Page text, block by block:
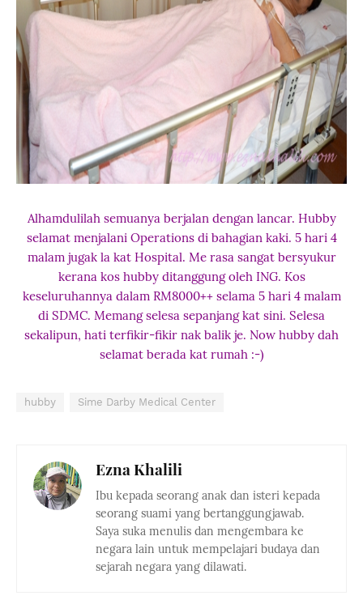
Alhamdulilah semuanya berjalan dengan lancar. Hubby
selamat menjalani Operations di bahagian kaki. 5 hari 4
malam jugak la kat Hospital. Me rasa sangat bersyukur
kerana kos hubby ditanggung oleh ING. Kos
keseluruhannya dalam RM8000++ selama 5 hari 4 malam
di SDMC. Memang selesa sepanjang kat sini. Selesa
sekalipun, hati terfikir-fikir nak balik je. Now hubby dah
selamat berada kat rumah :-)
hubby Sime Darby Medical Center
Ezna Khalili
Ibu kepada seorang anak dan isteri kepada
seorang suami yang bertanggungjawab.
Saya suka menulis dan mengembara ke
negara lain untuk mempelajari budaya dan
sejarah negara yang dilawati.